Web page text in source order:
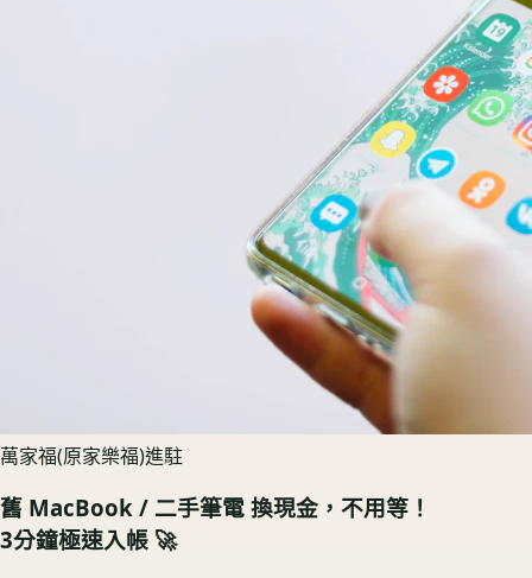
萬家福(原家樂福)進駐
舊 MacBook / 二手筆電 換現金，不用等！
3分鐘極速入帳 🚀